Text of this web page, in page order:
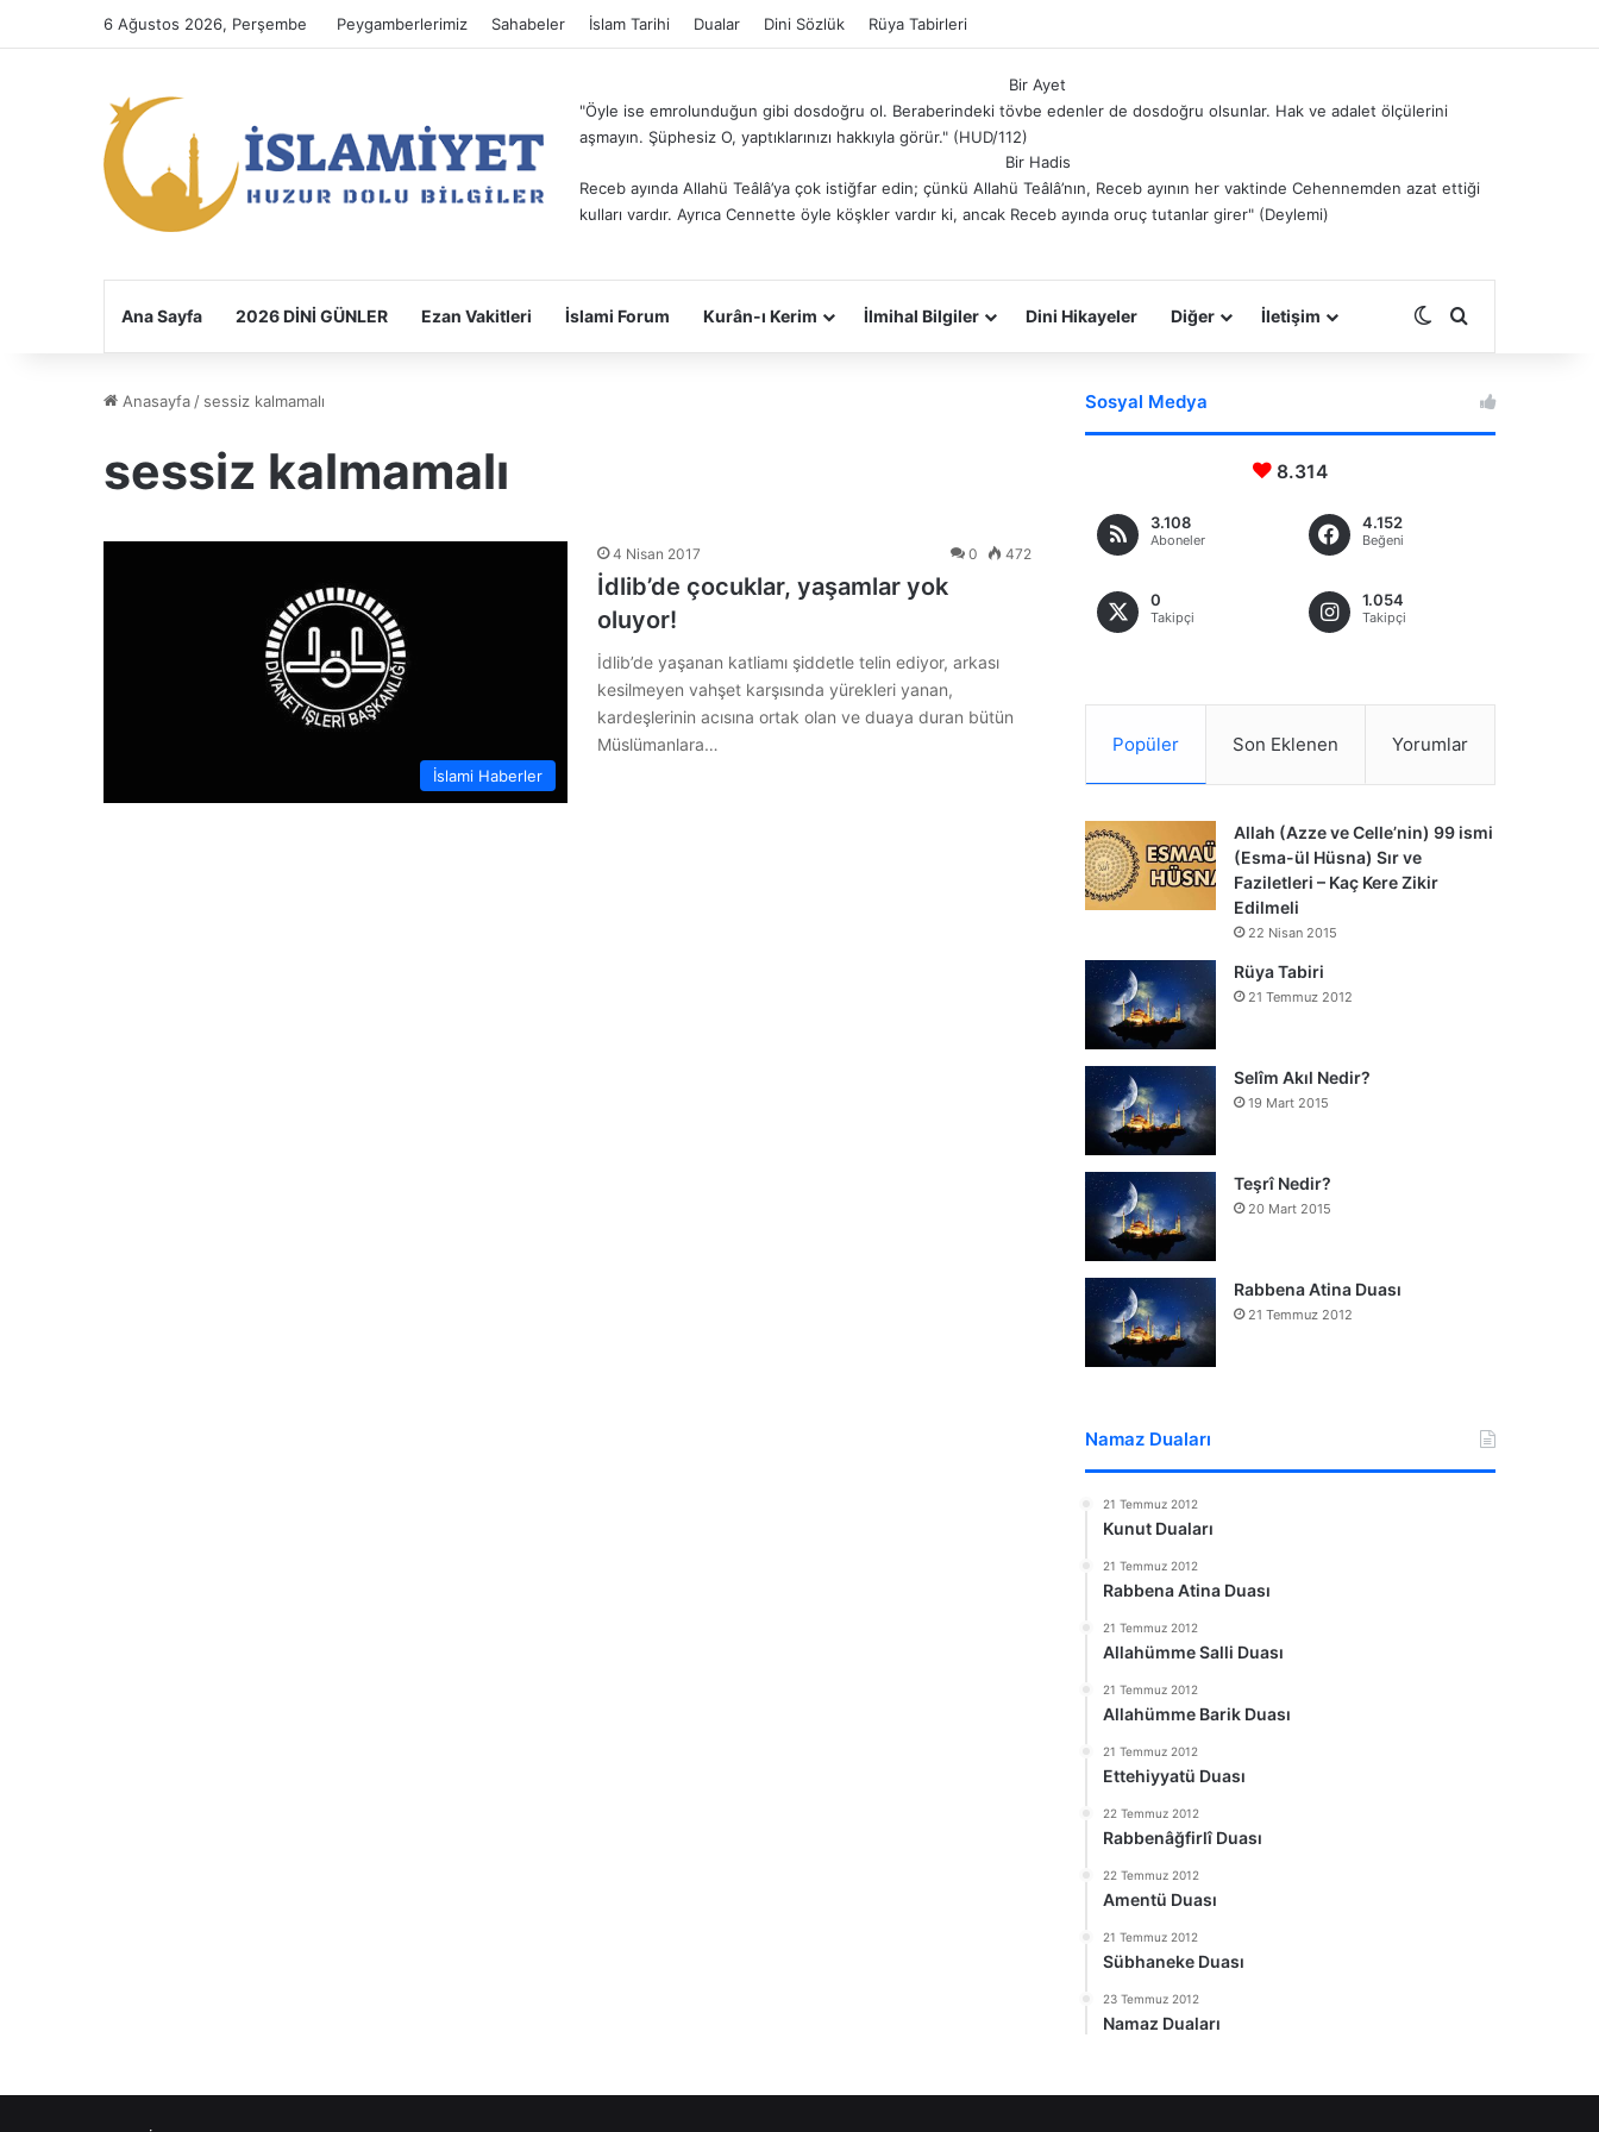
6 Ağustos 2026, Perşembe Peygamberlerimiz Sahabeler İslam Tarihi Dualar Dini Sözlük Rüya Tabirleri
Bir Ayet
"Öyle ise emrolunduğun gibi dosdoğru ol. Beraberindeki tövbe edenler de dosdoğru olsunlar. Hak ve adalet ölçülerini
aşmayın. Şüphesiz O, yaptıklarınızı hakkıyla görür." (HUD/112)
Bir Hadis
Receb ayında Allahü Teâlâ’ya çok istiğfar edin; çünkü Allahü Teâlâ’nın, Receb ayının her vaktinde Cehennemden azat ettiği
kulları vardır. Ayrıca Cennette öyle köşkler vardır ki, ancak Receb ayında oruç tutanlar girer" (Deylemi)
Ana Sayfa 2026 DİNİ GÜNLER Ezan Vakitleri İslami Forum Kurân-ı Kerim İlmihal Bilgiler Dini Hikayeler Diğer İletişim Dış görünümü
Anasayfa / sessiz kalmamalı
sessiz kalmamalı
İslami Haberler
4 Nisan 2017 0 472
İdlib’de çocuklar, yaşamlar yok
oluyor!
İdlib’de yaşanan katliamı şiddetle telin ediyor, arkası
kesilmeyen vahşet karşısında yürekleri yanan,
kardeşlerinin acısına ortak olan ve duaya duran bütün
Müslümanlara…
Sosyal Medya
8.314
3.108
Aboneler
4.152
Beğeni
0
Takipçi
1.054
Takipçi
Popüler Son Eklenen Yorumlar
Allah (Azze ve Celle’nin) 99 ismi
(Esma-ül Hüsna) Sır ve
Faziletleri – Kaç Kere Zikir
Edilmeli
22 Nisan 2015
Rüya Tabiri
21 Temmuz 2012
Selîm Akıl Nedir?
19 Mart 2015
Teşrî Nedir?
20 Mart 2015
Rabbena Atina Duası
21 Temmuz 2012
Namaz Duaları
21 Temmuz 2012
Kunut Duaları
21 Temmuz 2012
Rabbena Atina Duası
21 Temmuz 2012
Allahümme Salli Duası
21 Temmuz 2012
Allahümme Barik Duası
21 Temmuz 2012
Ettehiyyatü Duası
22 Temmuz 2012
Rabbenâğfirlî Duası
22 Temmuz 2012
Amentü Duası
21 Temmuz 2012
Sübhaneke Duası
23 Temmuz 2012
Namaz Duaları